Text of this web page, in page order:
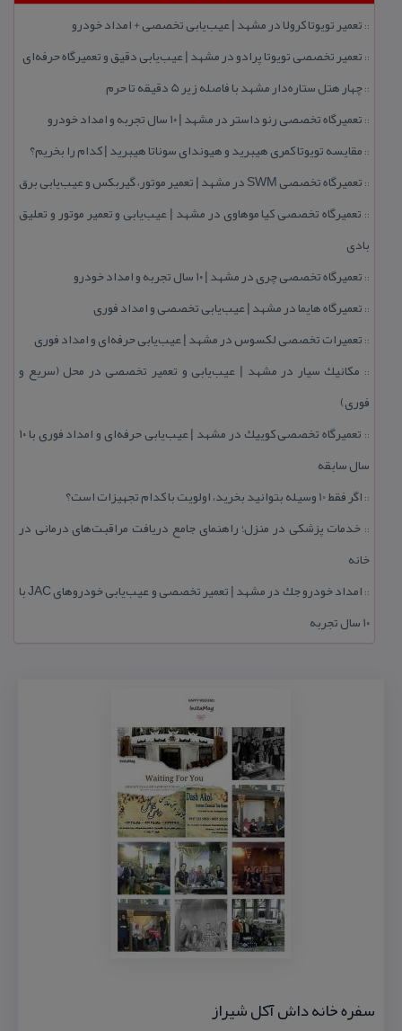
:: تعمیر تویوتا كرولا در مشهد | عیب‌یابی تخصصی + امداد خودرو
:: تعمیر تخصصی تویوتا پرادو در مشهد | عیب‌یابی دقیق و تعمیرگاه حرفه‌ای
::چهار هتل‌ ستاره‌دار مشهد با فاصله زیر 5 دقیقه تا حرم
:: تعمیرگاه تخصصی رنو داستر در مشهد | ۱۰ سال تجربه و امداد خودرو
:: مقایسه تویوتا كمری هیبرید و هیوندای سوناتا هیبرید | كدام را بخریم؟
:: تعمیرگاه تخصصی SWM در مشهد | تعمیر موتور، گیربكس و عیب‌یابی برق
:: تعمیرگاه تخصصی كیا موهاوی در مشهد | عیب‌یابی و تعمیر موتور و تعلیق
بادی
:: تعمیرگاه تخصصی چری در مشهد | ۱۰ سال تجربه و امداد خودرو
:: تعمیرگاه هایما در مشهد | عیب‌یابی تخصصی و امداد فوری
:: تعمیرات تخصصی لكسوس در مشهد | عیب‌یابی حرفه‌ای و امداد فوری
:: مكانیك سیار در مشهد | عیب‌یابی و تعمیر تخصصی در محل (سریع و
فوری)
::
تعمیرگاه تخصصی كوییك در مشهد | عیب‌یابی حرفه‌ای و امداد فوری با ۱۰
سال سابقه
:: اگر فقط 10 وسیله بتوانید بخرید، اولویت با كدام تجهیزات است؟
:: خدمات پزشكی در منزل؛ راهنمای جامع دریافت مراقبت‌های درمانی در
خانه
::
امداد خودرو جك در مشهد | تعمیر تخصصی و عیب‌یابی خودروهای JAC با
۱۰ سال تجربه
سفره خانه داش آكل شیراز